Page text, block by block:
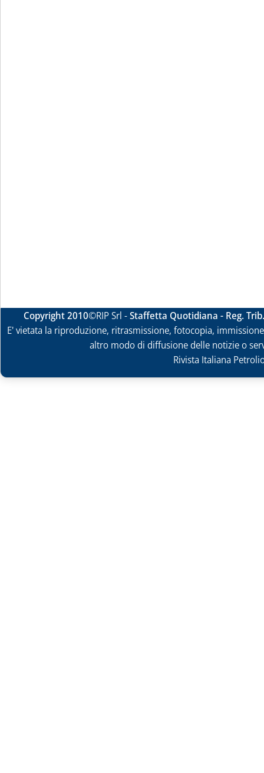
Copyright 2010©RIP Srl -Staffetta Quotidiana - Reg.
E' vietata la riproduzione, ritrasmissione, fotocopia,
altro modo di diffusione delle notizie o
Rivista Italiana